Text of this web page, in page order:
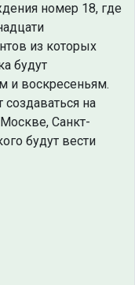
номер 18, где
из которых
будут
и воскресеньям.
на
Санкт-
будут вести